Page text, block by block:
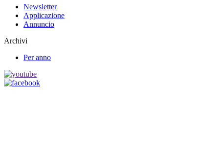
Newsletter
Applicazione
Annuncio
Archivi
Per anno